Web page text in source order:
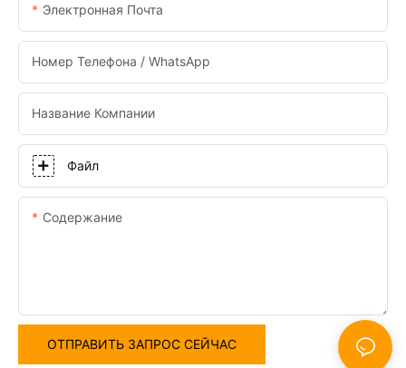
Электронная Почта
Номер Телефона / WhatsApp
Название Компании
Файл
Содержание
ОТПРАВИТЬ ЗАПРОС СЕЙЧАС